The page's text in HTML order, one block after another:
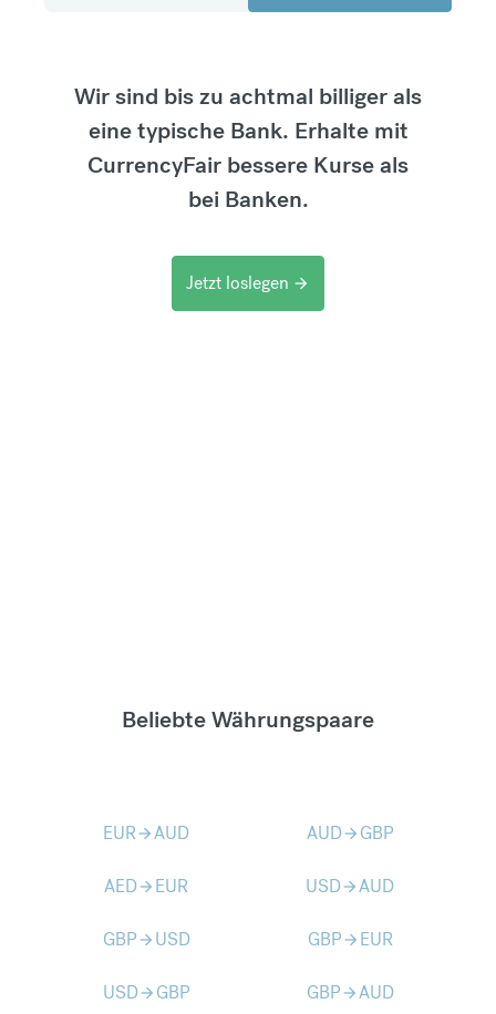
Wir sind bis zu achtmal billiger als
eine typische Bank. Erhalte mit
CurrencyFair bessere Kurse als
bei Banken.
Jetzt loslegen arrow_forward
Beliebte Währungspaare
EURarrow_forwardAUD AUDarrow_forward GBP
AEDarrow_forward EUR USDarrow_forwardAUD
GBParrow_forward USD GBParrow_forward EUR
USDarrow_forward GBP GBParrow_forwardAUD